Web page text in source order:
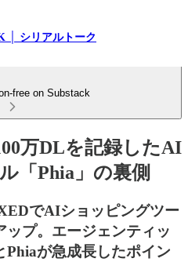
│ シリアルトーク
free on Substack
万DLを記録したAI
「Phia」の裏側
でAIショッピングツー
ップ。エージェンティッ
Phiaが急成長したポイン